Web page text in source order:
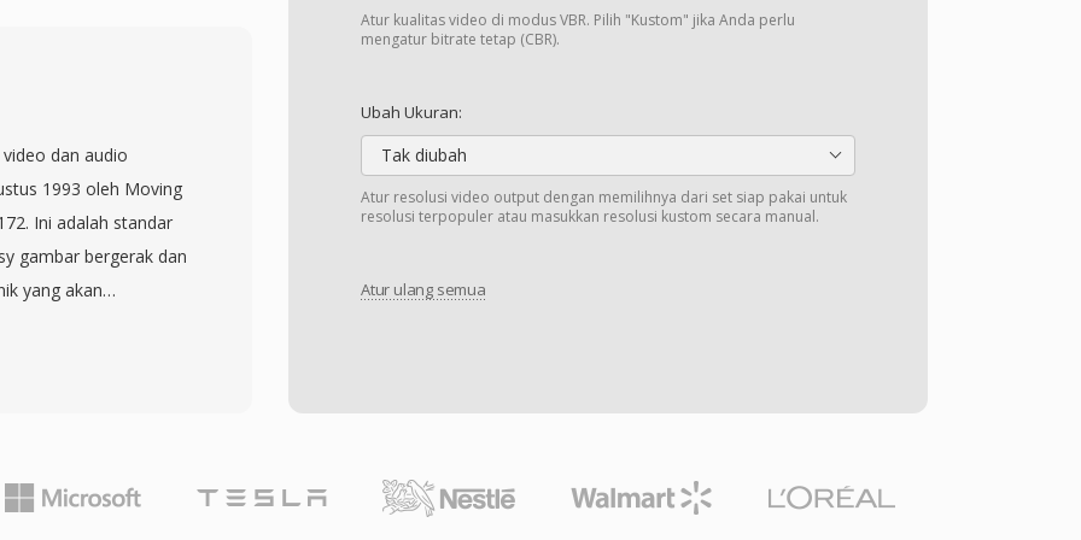
Atur kualitas video di modus VBR. Pilih "Kustom" jika Anda perlu
mengatur bitrate tetap (CBR).
Ubah Ukuran:
Tak diubah
Atur resolusi video output dengan memilihnya dari set siap pakai untuk
resolusi terpopuler atau masukkan resolusi kustom secara manual.
Atur ulang semua
yang ringkas ini
di-streaming
3GP mendukung
fitur teks
Adopsi luas
bahwa hampir setiap
media 3GP secara
dan audio
1993 oleh Moving
Ini adalah standar
gambar bergerak dan
yang akan
Video
menargetkan bit rate
video, menghasilkan